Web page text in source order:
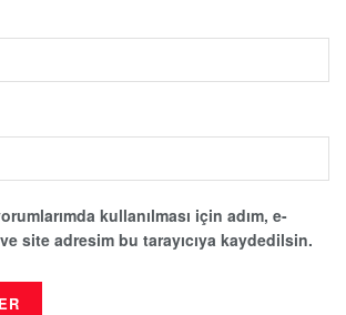
kullanılması için adım, e-
site adresim bu tarayıcıya kaydedilsin.